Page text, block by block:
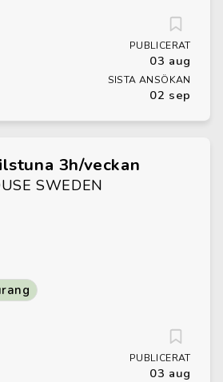
PUBLICERAT
03 aug
SISTA ANSÖKAN
02 sep
3h/veckan
SWEDEN
PUBLICERAT
03 aug